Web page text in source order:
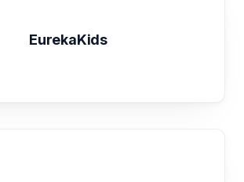
EurekaKids